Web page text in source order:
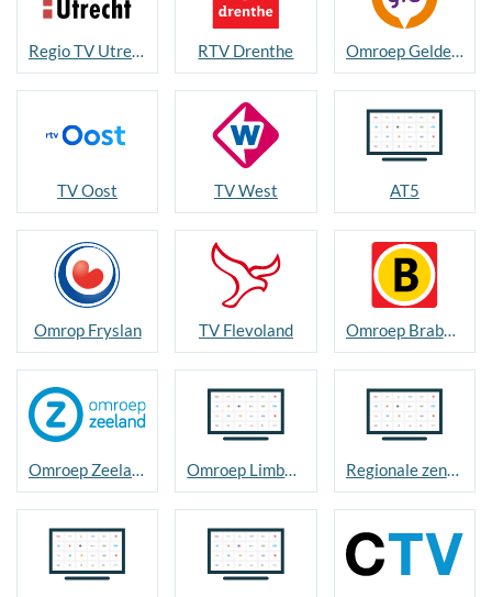
Regio TV Utrecht RTV Drenthe Omroep Gelderland
TV Oost TV West AT5
Omrop Fryslan TV Flevoland Omroep Brabant
Omroep Zeeland Omroep Limburg / L1 Regionale zenders